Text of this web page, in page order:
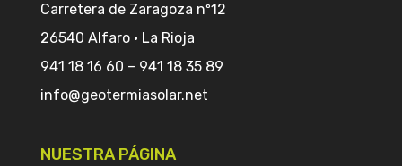
Carretera de Zaragoza nº12
26540 Alfaro · La Rioja
941 18 16 60 – 941 18 35 89
info@geotermiasolar.net
NUESTRA PÁGINA